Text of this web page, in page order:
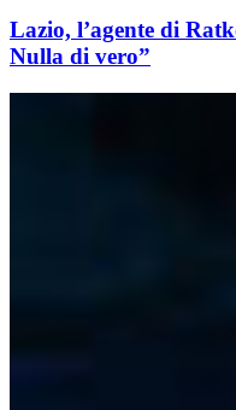
Lazio, l’agente di
Nulla di vero”